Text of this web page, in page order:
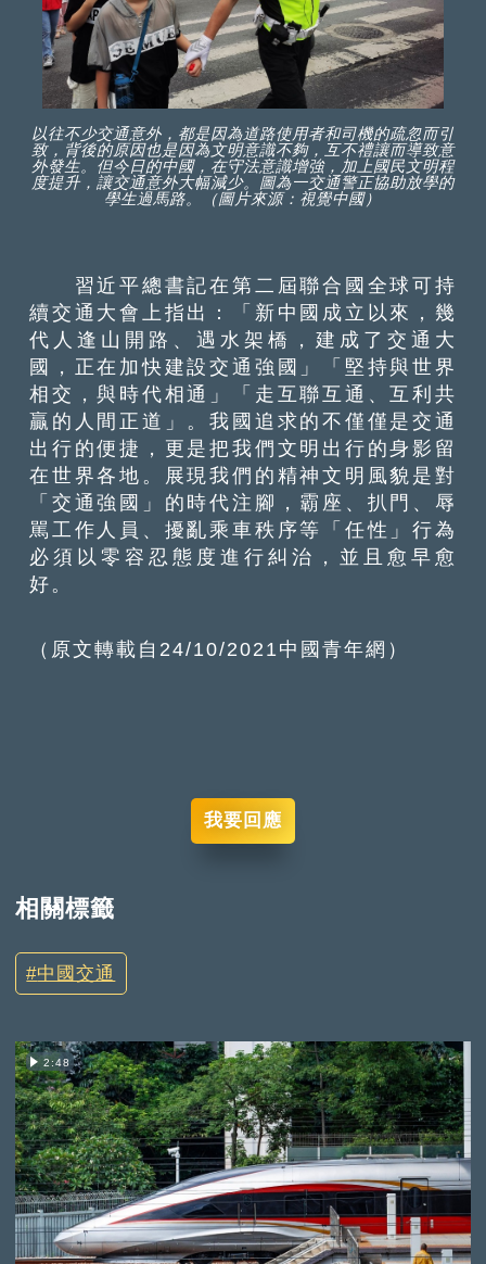
以往不少交通意外，都是因為道路使用者和司機的疏忽而引
致，背後的原因也是因為文明意識不夠，互不禮讓而導致意
外發生。但今日的中國，在守法意識增強，加上國民文明程
度提升，讓交通意外大幅減少。圖為一交通警正協助放學的
學生過馬路。（圖片來源：視覺中國）
習近平總書記在第二屆聯合國全球可持
續交通大會上指出：「新中國成立以來，幾
代人逢山開路、遇水架橋，建成了交通大
國，正在加快建設交通強國」「堅持與世界
相交，與時代相通」「走互聯互通、互利共
贏的人間正道」。我國追求的不僅僅是交通
出行的便捷，更是把我們文明出行的身影留
在世界各地。展現我們的精神文明風貌是對
「交通強國」的時代注腳，霸座、扒門、辱
駡工作人員、擾亂乘車秩序等「任性」行為
必須以零容忍態度進行糾治，並且愈早愈
好。
（原文轉載自24/10/2021中國青年網）
我要回應
相關標籤
中國交通
2:48